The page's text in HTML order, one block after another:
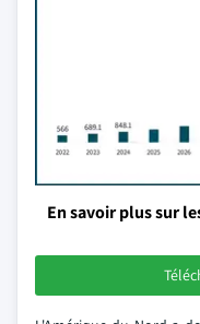
En savoir plus sur